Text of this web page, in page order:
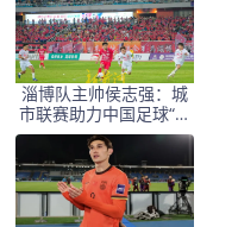
淄博队主帅侯志强：城
市联赛助力中国足球“基
础建设”｜专访